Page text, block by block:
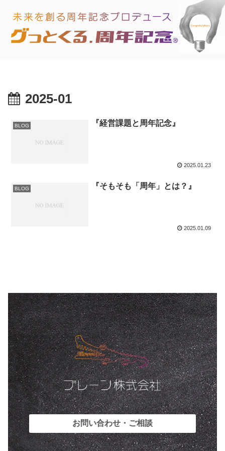
2025-01
BLOG 『経営課題と周年記念』
2025.01.23
BLOG 『そもそも「周年」とは？』
2025.01.09
お問い合わせ・ご相談